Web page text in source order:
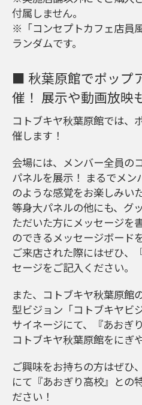
付属しません。
※「コンセプトカフェ店員
ランダムです。
■ 秋葉原館でポップ
催！ 展示や動画放映
コトブキヤ秋葉原館では、
催します！
会場には、メンバー全員の
パネルを展示！ まるでメ
のような感覚をお楽しみい
等身大パネルの他にも、グ
ただいた方にメッセージを
のできるメッセージボード
ご来店された際にはぜひ、
セージをご記入ください。
また、コトブキヤ秋葉原館
型ビジョン「コトブキヤビ
サイネージにて、『あおぎ
コトブキヤ秋葉原館をにぎ
ご興味をお持ちの方はぜひ
にて『あおぎり高校』との
ださい！